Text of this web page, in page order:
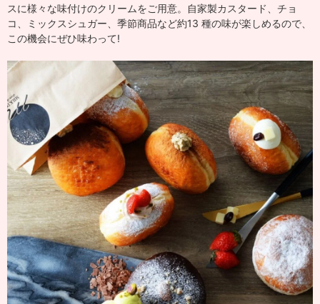
スに様々な味付けのクリームをご用意。自家製カスタード、チョ
コ、ミックスシュガー、季節商品など約13 種の味が楽しめるので、
この機会にぜひ味わって!